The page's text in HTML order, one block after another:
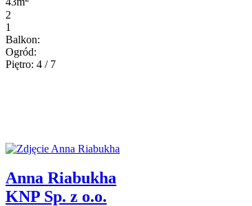
2
1
Balkon:
Ogród:
Piętro: 4 / 7
Anna Riabukha
KNP Sp. z o.o.